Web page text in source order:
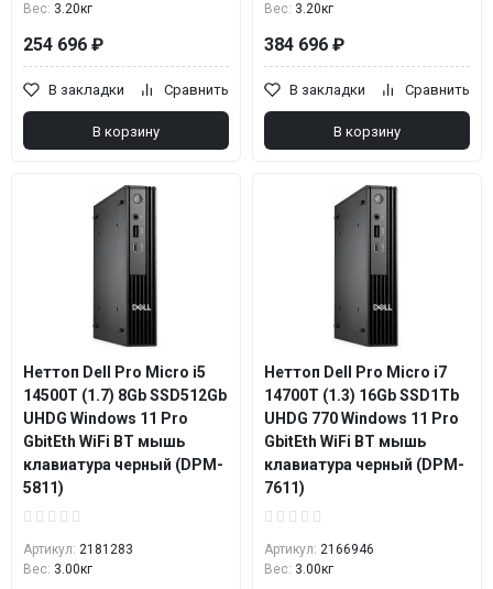
Вес: 3.20кг
254 696 ₽
В закладки Сравнить
В корзину
Вес: 3.20кг
384 696 ₽
В закладки Сравнить
В корзину
Неттоп Dell Pro Micro i5
14500T (1.7) 8Gb SSD512Gb
UHDG Windows 11 Pro
GbitEth WiFi BT мышь
клавиатура черный (DPM-
5811)
Артикул: 2181283
Вес: 3.00кг
Неттоп Dell Pro Micro i7
14700T (1.3) 16Gb SSD1Tb
UHDG 770 Windows 11 Pro
GbitEth WiFi BT мышь
клавиатура черный (DPM-
7611)
Артикул: 2166946
Вес: 3.00кг